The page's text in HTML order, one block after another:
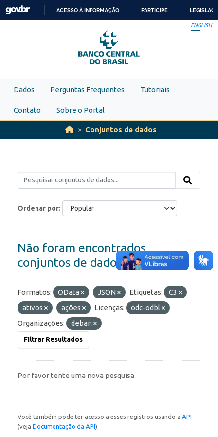
Skip to main content
PARA
O
CONTEÚDO
ACESSO À INFORMAÇÃO PARTICIPE
ENGLISH
Dados Perguntas Frequentes Tutoriais
Contato Sobre o Portal
Conjuntos de dados
Ordenar por
Não foram encontrados
conjuntos de dados
Formatos: OData JSON Etiquetas:
C3
ativos
ações Licenças:
odc-odbl
Organizações:
deban
Filtrar Resultados
Por favor tente uma nova pesquisa.
Você também pode ter acesso a esses registros usando a API
(veja Documentação da API).